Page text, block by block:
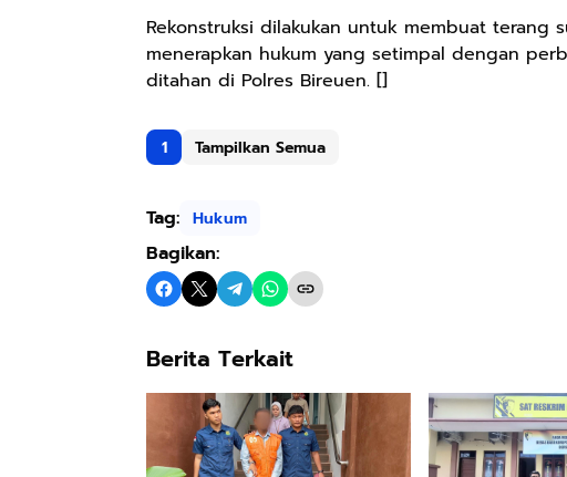
Rekonstruksi dilakukan untuk membuat terang
menerapkan hukum yang setimpal dengan
ditahan di Polres Bireuen. []
1 Tampilkan Semua
Tag: Hukum
Bagikan:
Berita Terkait